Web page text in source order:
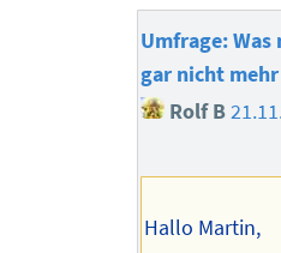
Umfrage:
gar nicht
Rolf B
Hallo Martin,